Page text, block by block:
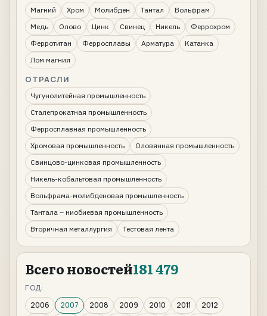
Магний Хром Молибден Тантал
Вольфрам
Медь
Олово Цинк Свинец Никель
Феррохром
Ферротитан
Ферросплавы Арматура
Катанка
Лом магния
ОТРАСЛИ
Чугунолитейная промышленность
Сталепрокатная промышленность
Ферросплавная промышленность
Хромовая промышленность
Оловянная промышленность
Свинцово-цинковая промышленность
Никель-кобальтовая промышленность
Вольфрама-молибденовая промышленность
Тантала – ниобиевая промышленность
Вторичная металлургия
Тестовая лента
Всего новостей181 479
ГОД:
2006
2007 2008 2009 2010 2011
2012